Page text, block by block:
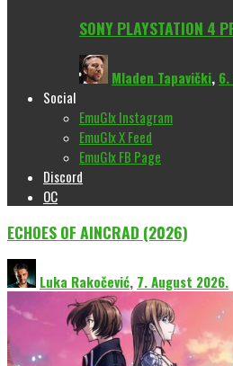
SONY PLAYSTATION 4
Mladen Tapavički,
Social
EmuGlx Instagram
EmuGlx X Feed
EmuGlx FB Page
Discord
OC
ECHOES OF AINCRAD (2026)
Luka Rakočević, 7. August 2026.